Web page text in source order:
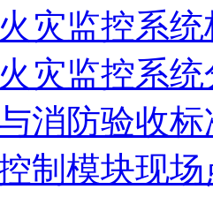
灾监控系
灾监控系
消防验收标
制模块现